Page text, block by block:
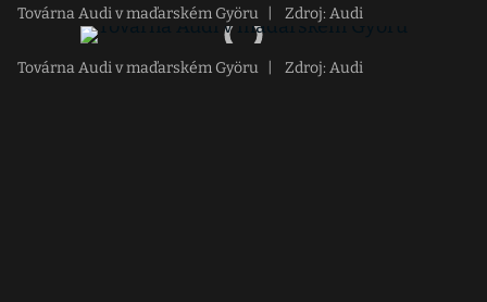
Továrna Audi v maďarském Györu Zdroj: Audi
Továrna Audi v maďarském Györu Zdroj: Audi